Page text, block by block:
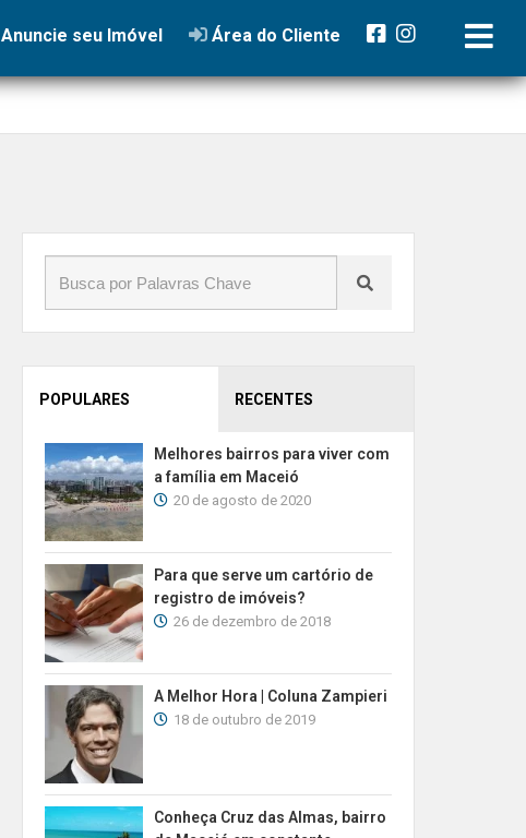
Anuncie seu Imóvel Área do Cliente
POPULARES RECENTES
Melhores bairros para viver com
a família em Maceió
20 de agosto de 2020
Para que serve um cartório de
registro de imóveis?
26 de dezembro de 2018
A Melhor Hora | Coluna Zampieri
18 de outubro de 2019
Conheça Cruz das Almas, bairro